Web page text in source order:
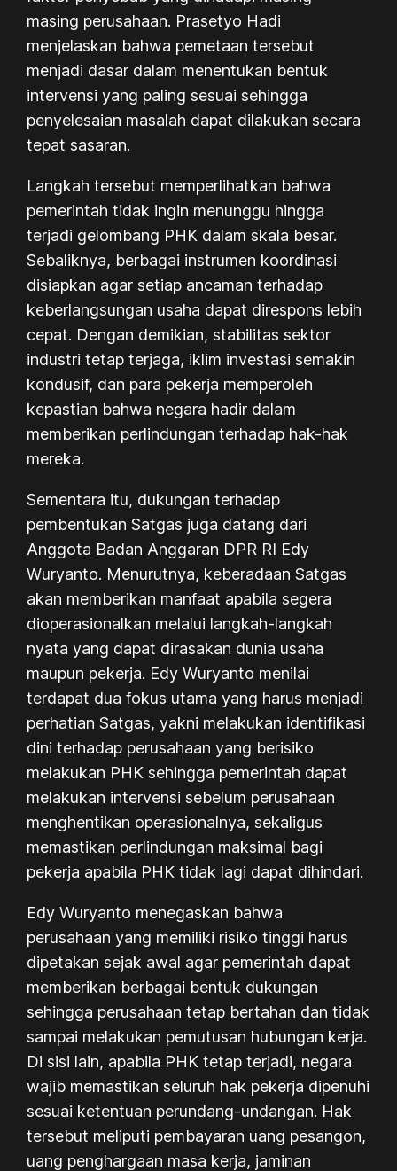
masing perusahaan. Prasetyo Hadi
menjelaskan bahwa pemetaan tersebut
menjadi dasar dalam menentukan bentuk
intervensi yang paling sesuai sehingga
penyelesaian masalah dapat dilakukan secara
tepat sasaran.
Langkah tersebut memperlihatkan bahwa
pemerintah tidak ingin menunggu hingga
terjadi gelombang PHK dalam skala besar.
Sebaliknya, berbagai instrumen koordinasi
disiapkan agar setiap ancaman terhadap
keberlangsungan usaha dapat direspons lebih
cepat. Dengan demikian, stabilitas sektor
industri tetap terjaga, iklim investasi semakin
kondusif, dan para pekerja memperoleh
kepastian bahwa negara hadir dalam
memberikan perlindungan terhadap hak-hak
mereka.
Sementara itu, dukungan terhadap
pembentukan Satgas juga datang dari
Anggota Badan Anggaran DPR RI Edy
Wuryanto. Menurutnya, keberadaan Satgas
akan memberikan manfaat apabila segera
dioperasionalkan melalui langkah-langkah
nyata yang dapat dirasakan dunia usaha
maupun pekerja. Edy Wuryanto menilai
terdapat dua fokus utama yang harus menjadi
perhatian Satgas, yakni melakukan identifikasi
dini terhadap perusahaan yang berisiko
melakukan PHK sehingga pemerintah dapat
melakukan intervensi sebelum perusahaan
menghentikan operasionalnya, sekaligus
memastikan perlindungan maksimal bagi
pekerja apabila PHK tidak lagi dapat dihindari.
Edy Wuryanto menegaskan bahwa
perusahaan yang memiliki risiko tinggi harus
dipetakan sejak awal agar pemerintah dapat
memberikan berbagai bentuk dukungan
sehingga perusahaan tetap bertahan dan tidak
sampai melakukan pemutusan hubungan kerja.
Di sisi lain, apabila PHK tetap terjadi, negara
wajib memastikan seluruh hak pekerja dipenuhi
sesuai ketentuan perundang-undangan. Hak
tersebut meliputi pembayaran uang pesangon,
uang penghargaan masa kerja, jaminan